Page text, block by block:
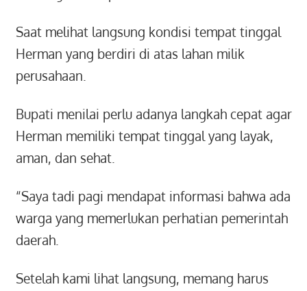
Saat melihat langsung kondisi tempat tinggal
Herman yang berdiri di atas lahan milik
perusahaan.
Bupati menilai perlu adanya langkah cepat agar
Herman memiliki tempat tinggal yang layak,
aman, dan sehat.
“Saya tadi pagi mendapat informasi bahwa ada
warga yang memerlukan perhatian pemerintah
daerah.
Setelah kami lihat langsung, memang harus